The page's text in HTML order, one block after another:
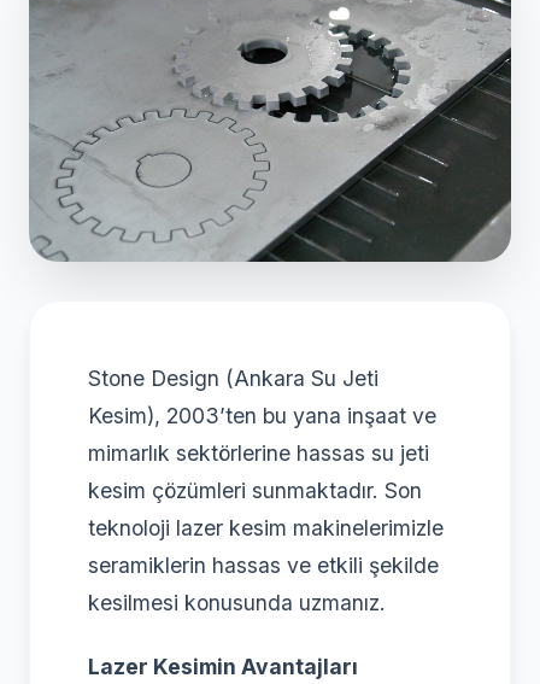
Stone Design (Ankara Su Jeti
Kesim), 2003’ten bu yana inşaat ve
mimarlık sektörlerine hassas su jeti
kesim çözümleri sunmaktadır. Son
teknoloji lazer kesim makinelerimizle
seramiklerin hassas ve etkili şekilde
kesilmesi konusunda uzmanız.
Lazer Kesimin Avantajları